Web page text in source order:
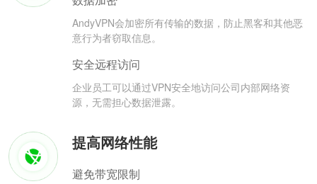
AndyVPN会加密所有传输的数据，防止黑客和其他恶
意行为者窃取信息。
安全远程访问
企业员工可以通过VPN安全地访问公司内部网络资
源，无需担心数据泄露。
提高网络性能
避免带宽限制